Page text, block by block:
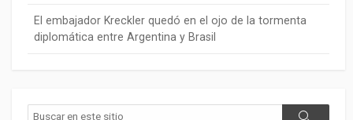
El embajador Kreckler quedó en el ojo de la tormenta
diplomática entre Argentina y Brasil
Buscar